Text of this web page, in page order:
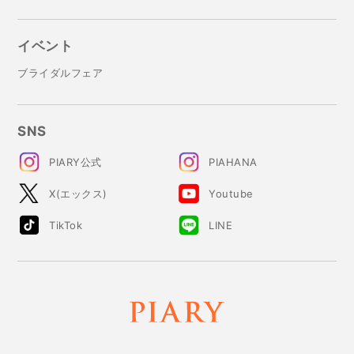
イベント
ブライダルフェア
SNS
PIARY公式 PIAHANA
X(エックス) Youtube
TikTok LINE